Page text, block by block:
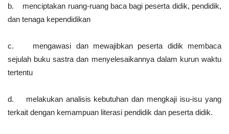
b. menciptakan ruang-ruang baca bagi peserta didik, pendidik,
dan tenaga kependidikan
c. mengawasi dan mewajibkan peserta didik membaca
sejulah buku sastra dan menyelesaikannya dalam kurun waktu
tertentu
d. melakukan analisis kebutuhan dan mengkaji isu-isu yang
terkait dengan kemampuan literasi pendidik dan peserta didik.